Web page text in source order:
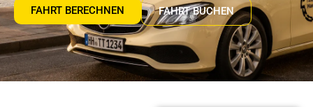
FAHRT BERECHNEN FAHRT BUCHEN